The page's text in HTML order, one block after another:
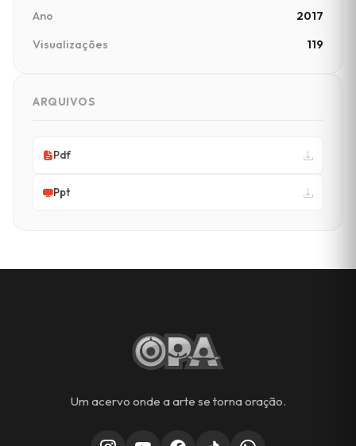
Ano 2017
Visualizações 119
ARQUIVOS
Pdf
Ppt
Um acervo onde a arte se torna oração.